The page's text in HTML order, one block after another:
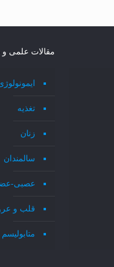
مقالات علمی
تغذیه
زنان
سالمندان
عصبی-
قلب و